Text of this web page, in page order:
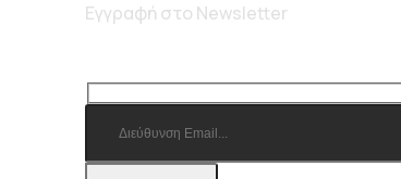
Εγγραφή στο Newsletter